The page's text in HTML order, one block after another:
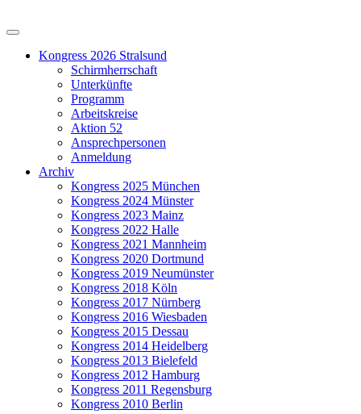
Kongress 2026 Stralsund
Schirmherrschaft
Unterkünfte
Programm
Arbeitskreise
Aktion 52
Ansprechpersonen
Anmeldung
Archiv
Kongress 2025 München
Kongress 2024 Münster
Kongress 2023 Mainz
Kongress 2022 Halle
Kongress 2021 Mannheim
Kongress 2020 Dortmund
Kongress 2019 Neumünster
Kongress 2018 Köln
Kongress 2017 Nürnberg
Kongress 2016 Wiesbaden
Kongress 2015 Dessau
Kongress 2014 Heidelberg
Kongress 2013 Bielefeld
Kongress 2012 Hamburg
Kongress 2011 Regensburg
Kongress 2010 Berlin